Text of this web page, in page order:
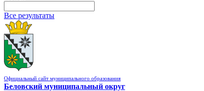
Все результаты
Официальный сайт муниципального образования
Беловский муниципальный округ